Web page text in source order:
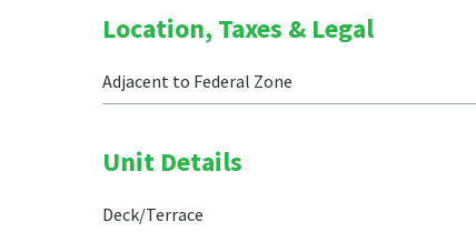
Location, Taxes & Legal
Adjacent to Federal Zone
Unit Details
Deck/Terrace